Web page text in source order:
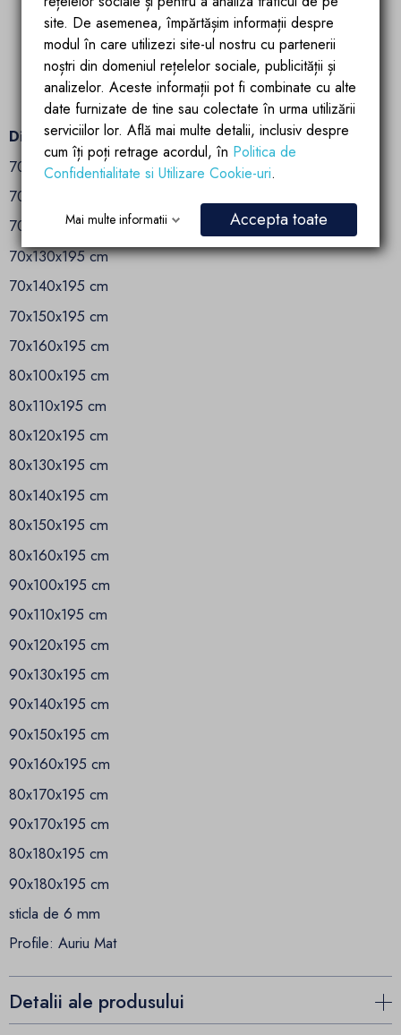
Finisaj:Auriu Mat
Materialul mânerului:aluminiu
Set de garnituri incluse:Da
Poate fi instalat fără o tavă de duș:Da
Ajustare pe profile: 2.5 cm
Dimensiuni profil: 1908x25 mm
Dimensiuni:
70x100x195 cm
70x110x195 cm
70x120x195 cm
70x130x195 cm
70x140x195 cm
70x150x195 cm
70x160x195 cm
80x100x195 cm
80x110x195 cm
80x120x195 cm
80x130x195 cm
80x140x195 cm
80x150x195 cm
80x160x195 cm
90x100x195 cm
90x110x195 cm
90x120x195 cm
90x130x195 cm
90x140x195 cm
90x150x195 cm
90x160x195 cm
80x170x195 cm
90x170x195 cm
80x180x195 cm
90x180x195 cm
sticla de 6 mm
Profile: Auriu Mat
Detalii ale produsului
site. De asemenea, împărtășim informații despre
modul în care utilizezi site-ul nostru cu partenerii
noștri din domeniul rețelelor sociale, publicității și
analizelor. Aceste informații pot fi combinate cu alte
date furnizate de tine sau colectate în urma utilizării
serviciilor lor. Află mai multe detalii, inclusiv despre
cum îți poți retrage acordul, în Politica de
Confidentialitate si Utilizare Cookie-uri.
Mai multe informatii Accepta toate